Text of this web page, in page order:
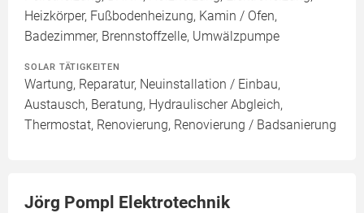
Heizkörper, Fußbodenheizung, Kamin / Ofen,
Badezimmer, Brennstoffzelle, Umwälzpumpe
SOLAR TÄTIGKEITEN
Wartung, Reparatur, Neuinstallation / Einbau,
Austausch, Beratung, Hydraulischer Abgleich,
Thermostat, Renovierung, Renovierung / Badsanierung
Jörg Pompl Elektrotechnik